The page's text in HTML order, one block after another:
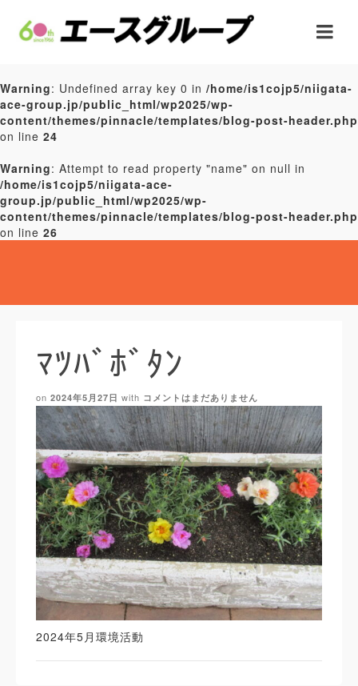
Warning: Undefined array key 0 in /home/is1cojp5/niigata-
ace-group.jp/public_html/wp2025/wp-
content/themes/pinnacle/templates/blog-post-header.php
on line 24
Warning: Attempt to read property "name" on null in
/home/is1cojp5/niigata-ace-
group.jp/public_html/wp2025/wp-
content/themes/pinnacle/templates/blog-post-header.php
on line 26
ﾏﾂﾊﾞﾎﾞﾀﾝ
on 2024年5月27日 with コメントはまだありません
2024年5月環境活動